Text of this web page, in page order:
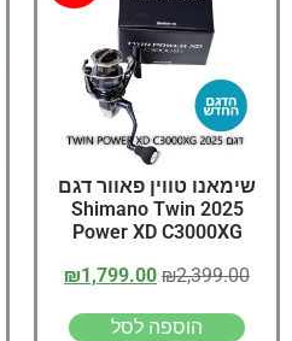
שימאנו טווין פאוור דגם
2025 Shimano Twin
Power XD C3000XG
₪2,399.00
₪1,799.00
הוספה לסל